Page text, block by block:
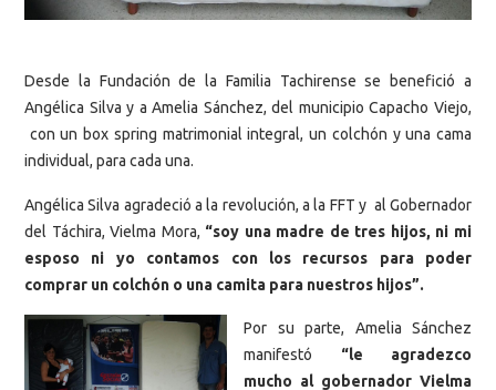
Desde la Fundación de la Familia Tachirense se benefició a
Angélica Silva y a Amelia Sánchez, del municipio Capacho Viejo,
con un box spring matrimonial integral, un colchón y una cama
individual, para cada una.
Angélica Silva agradeció a la revolución, a la FFT y al Gobernador
del Táchira, Vielma Mora, “soy una madre de tres hijos, ni mi
esposo ni yo contamos con los recursos para poder
comprar un colchón o una camita para nuestros hijos”.
Por su parte, Amelia Sánchez
manifestó “le agradezco
mucho al gobernador Vielma